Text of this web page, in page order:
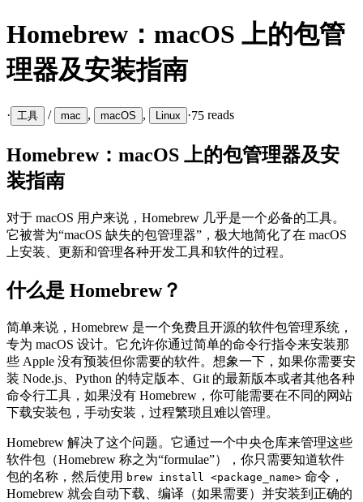
Homebrew：macOS 上的包管
理器及安装指南
· 工具 / mac , macOS , Linux ·75 reads
Homebrew：macOS 上的包管理器及安
装指南
对于 macOS 用户来说，Homebrew 几乎是一个必备的工具。
它被誉为“macOS 缺失的包管理器”，极大地简化了在 macOS
上安装、更新和管理各种开发工具和软件的过程。
什么是 Homebrew？
简单来说，Homebrew 是一个免费且开源的软件包管理系统，
专为 macOS 设计。它允许你通过简单的命令行指令来安装那
些 Apple 没有预装但你需要的软件。想象一下，如果你需要安
装 Node.js、Python 的特定版本、Git 的最新版本或者其他各种
命令行工具，如果没有 Homebrew，你可能需要在不同的网站
下载安装包，手动安装，过程繁琐且难以管理。
Homebrew 解决了这个问题。它通过一个中央仓库来管理这些
软件包（Homebrew 称之为“formulae”），你只需要知道软件
包的名称，然后使用 brew install <package_name> 命令，
Homebrew 就会自动下载、编译（如果需要）并安装到正确的